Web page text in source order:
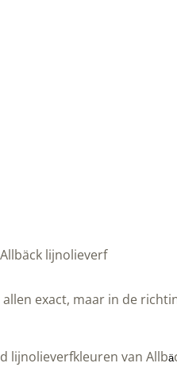
lijnolieverf
exact, maar in de
lijnolieverfkleuren van Allbä